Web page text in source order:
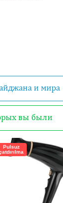
и мира
вы были